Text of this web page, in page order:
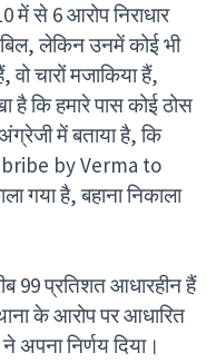
में से 6 आरोप निराधार
लेकिन उनमें कोई भी
वो चारों मजाकिया हैं,
है कि हमारे पास कोई ठोस
में बताया है, कि
by Verma to
गया है, बहाना निकाला
99 प्रतिशत आधारहीन हैं
के आरोप पर आधारित
अपना निर्णय दिया।